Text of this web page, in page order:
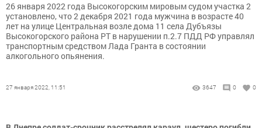
26 января 2022 года Высокогорским мировым судом участка 2
установлено, что 2 декабря 2021 года мужчина в возрасте 40
лет на улице Центральная возле дома 11 села Дубъязы
Высокогорского района РТ в нарушении п.2.7 ПДД РФ управлял
транспортным средством Лада Гранта в состоянии
алкогольного опьянения.
27 января 2022, 11:51 3647 0 0